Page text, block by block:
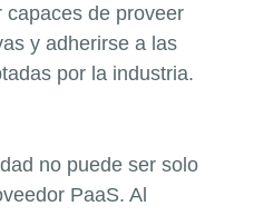
capaces de proveer
y adherirse a las
por la industria.
no puede ser solo
PaaS. Al